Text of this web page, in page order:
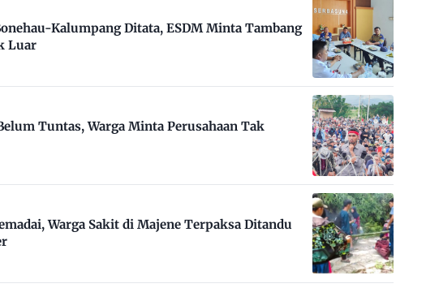
Kalumpang Ditata, ESDM Minta Tambang
Luar
Tuntas, Warga Minta Perusahaan Tak
Warga Sakit di Majene Terpaksa Ditandu